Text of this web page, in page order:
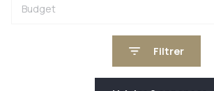
Budget
Filtrer